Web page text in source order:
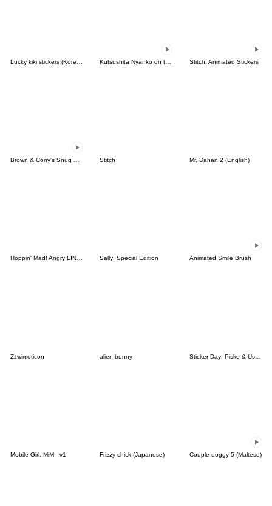
Stitch: Animated Stickers
Stitch Mr. Dahan 2 (English)
Hoppin' Mad! Angry LINE Characters Sally: Special Edition Animated Smile Brush
Zzwimoticon alien bunny Sticker Day: Piske & Usagi
Mobile Girl, MiM - v1 Frizzy chick (Japanese) Couple doggy 5 (Maltese)